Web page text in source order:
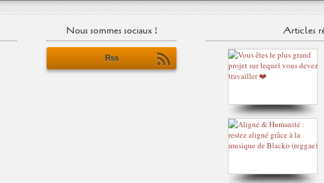
Nous sommes sociaux !
Rss
Articles